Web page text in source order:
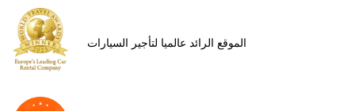
الموقع الرائد عالميا لتأجير السيارات